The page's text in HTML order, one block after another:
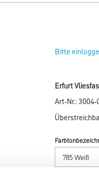
Bitte
Erfurt
Art-Nr.:3004-